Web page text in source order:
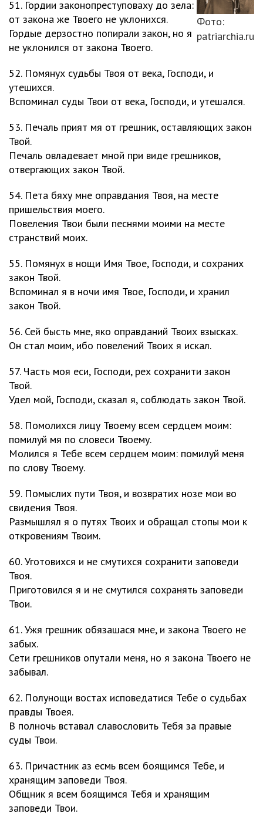
Фото:
patriarchia.ru
51. Гордии законопреступоваху до зела:
от закона же Твоего не уклонихся.
Гордые дерзостно попирали закон, но я
не уклонился от закона Твоего.
52. Помянух судьбы Твоя от века, Господи, и
утешихся.
Вспоминал суды Твои от века, Господи, и утешался.
53. Печаль прият мя от грешник, оставляющих закон
Твой.
Печаль овладевает мной при виде грешников,
отвергающих закон Твой.
54. Пета бяху мне оправдания Твоя, на месте
пришельствия моего.
Повеления Твои были песнями моими на месте
странствий моих.
55. Помянух в нощи Имя Твое, Господи, и сохраних
закон Твой.
Вспоминал я в ночи имя Твое, Господи, и хранил
закон Твой.
56. Сей бысть мне, яко оправданий Твоих взысках.
Он стал моим, ибо повелений Твоих я искал.
57. Часть моя еси, Господи, рех сохранити закон
Твой.
Удел мой, Господи, сказал я, соблюдать закон Твой.
58. Помолихся лицу Твоему всем сердцем моим:
помилуй мя по словеси Твоему.
Молился я Тебе всем сердцем моим: помилуй меня
по слову Твоему.
59. Помыслих пути Твоя, и возвратих нозе мои во
свидения Твоя.
Размышлял я о путях Твоих и обращал стопы мои к
откровениям Твоим.
60. Уготовихся и не смутихся сохранити заповеди
Твоя.
Приготовился я и не смутился сохранять заповеди
Твои.
61. Ужя грешник обязашася мне, и закона Твоего не
забых.
Сети грешников опутали меня, но я закона Твоего не
забывал.
62. Полунощи востах исповедатися Тебе о судьбах
правды Твоея.
В полночь вставал славословить Тебя за правые
суды Твои.
63. Причастник аз есмь всем боящимся Тебе, и
хранящим заповеди Твоя.
Общник я всем боящимся Тебя и хранящим
заповеди Твои.